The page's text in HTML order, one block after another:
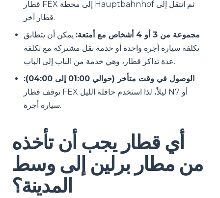
قطار FEX إلى محطة Hauptbahnhof ثم انتقل إلى
قطار آخر.
مجموعة من 3 أو 4 أشخاص مع أمتعة:
يمكن أن يتطابق
تكلفة سيارة أجرة واحدة أو خدمة نقل مشتركة مع تكلفة
عدة تذاكر قطار، وهي خدمة من الباب إلى الباب.
الوصول في وقت متأخر (حوالي 01:00 إلى 04:00):
توقف قطار FEX ليلاً، لذا استخدم حافلة الليل N7 أو
سيارة أجرة.
أي قطار يجب أن تأخذه
من مطار برلين إلى وسط
المدينة؟